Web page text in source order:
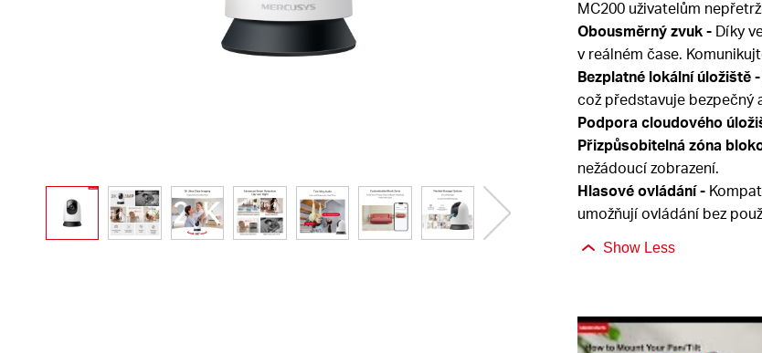
MC200 uživatelům
Obousměrný zvuk -Díky
v reálném čase.
Bezplatné lokální úložiště -
což představuje bezpečný
Podpora cloudového
Přizpůsobitelná zóna
nežádoucí zobrazení.
Hlasové ovládání -
umožňují ovládání bez
Show Less